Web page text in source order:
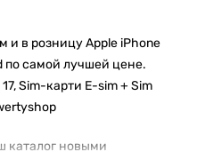
и в розницу Apple iPhone
по самой лучшей цене.
Sim-карти E-sim + Sim
каталог новыми